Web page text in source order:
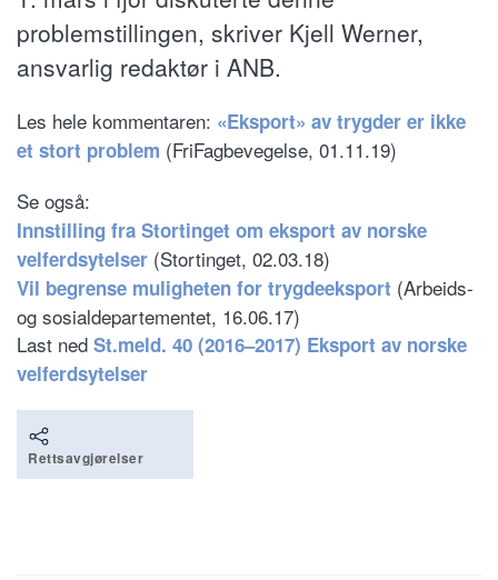
problemstillingen, skriver Kjell Werner,
ansvarlig redaktør i ANB.
Les hele kommentaren: «Eksport» av trygder er ikke
et stort problem (FriFagbevegelse, 01.11.19)
Se også:
Innstilling fra Stortinget om eksport av norske
velferdsytelser (Stortinget, 02.03.18)
Vil begrense muligheten for trygdeeksport (Arbeids-
og sosialdepartementet, 16.06.17)
Last ned St.meld. 40 (2016–2017) Eksport av norske
velferdsytelser
Rettsavgjørelser